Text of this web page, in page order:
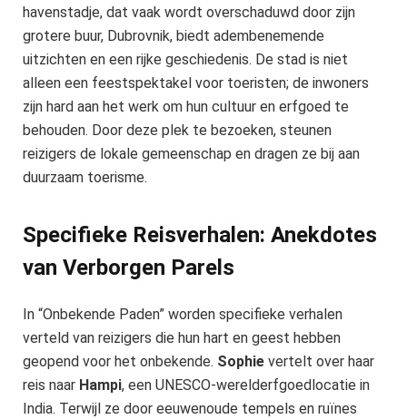
havenstadje, dat vaak wordt overschaduwd door zijn
grotere buur, Dubrovnik, biedt adembenemende
uitzichten en een rijke geschiedenis. De stad is niet
alleen een feestspektakel voor toeristen; de inwoners
zijn hard aan het werk om hun cultuur en erfgoed te
behouden. Door deze plek te bezoeken, steunen
reizigers de lokale gemeenschap en dragen ze bij aan
duurzaam toerisme.
Specifieke Reisverhalen: Anekdotes
van Verborgen Parels
In “Onbekende Paden” worden specifieke verhalen
verteld van reizigers die hun hart en geest hebben
geopend voor het onbekende. Sophie vertelt over haar
reis naar Hampi, een UNESCO-werelderfgoedlocatie in
India. Terwijl ze door eeuwenoude tempels en ruïnes